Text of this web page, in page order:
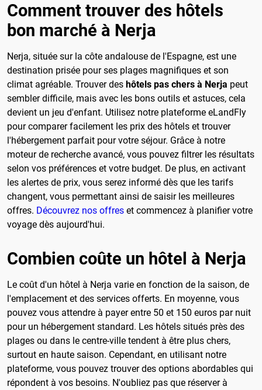
Comment trouver des hôtels
bon marché à Nerja
Nerja, située sur la côte andalouse de l'Espagne, est une
destination prisée pour ses plages magnifiques et son
climat agréable. Trouver des hôtels pas chers à Nerja peut
sembler difficile, mais avec les bons outils et astuces, cela
devient un jeu d'enfant. Utilisez notre plateforme eLandFly
pour comparer facilement les prix des hôtels et trouver
l'hébergement parfait pour votre séjour. Grâce à notre
moteur de recherche avancé, vous pouvez filtrer les résultats
selon vos préférences et votre budget. De plus, en activant
les alertes de prix, vous serez informé dès que les tarifs
changent, vous permettant ainsi de saisir les meilleures
offres. Découvrez nos offres et commencez à planifier votre
voyage dès aujourd'hui.
Combien coûte un hôtel à Nerja
Le coût d'un hôtel à Nerja varie en fonction de la saison, de
l'emplacement et des services offerts. En moyenne, vous
pouvez vous attendre à payer entre 50 et 150 euros par nuit
pour un hébergement standard. Les hôtels situés près des
plages ou dans le centre-ville tendent à être plus chers,
surtout en haute saison. Cependant, en utilisant notre
plateforme, vous pouvez trouver des options abordables qui
répondent à vos besoins. N'oubliez pas que réserver à